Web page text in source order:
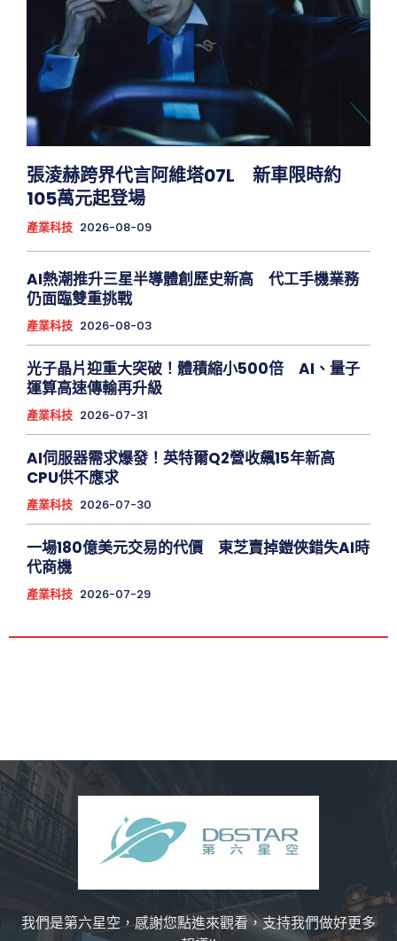
張淩赫跨界代言阿維塔07L 新車限時約
105萬元起登場
產業科技 2026-08-09
AI熱潮推升三星半導體創歷史新高 代工手機業務
仍面臨雙重挑戰
產業科技 2026-08-03
光子晶片迎重大突破！體積縮小500倍 AI、量子
運算高速傳輸再升級
產業科技 2026-07-31
AI伺服器需求爆發！英特爾Q2營收飆15年新高
CPU供不應求
產業科技 2026-07-30
一場180億美元交易的代價 東芝賣掉鎧俠錯失AI時
代商機
產業科技 2026-07-29
我們是第六星空，感謝您點進來觀看，支持我們做好更多